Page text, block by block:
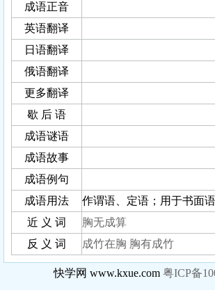
成语正音
英语翻译
日语翻译
俄语翻译
更多翻译
歇 后 语
成语谜语
成语故事
成语例句
成语用法
作谓语、定语；用于书面语
近 义 词
胸无成算
反 义 词
成竹在胸 胸有成竹
快学网 www.kxue.com 粤ICP备